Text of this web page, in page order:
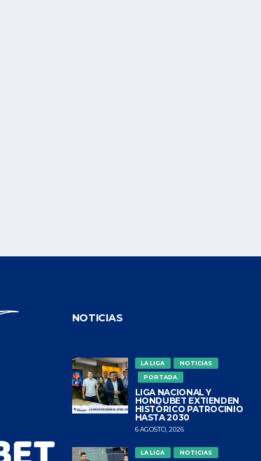
NOTICIAS
LA LIGA
NOTICIAS
PORTADA
LIGA NACIONAL Y
HONDUBET EXTIENDEN
HISTÓRICO PATROCINIO
HASTA 2030
6 AGOSTO, 2026
LA LIGA
NOTICIAS